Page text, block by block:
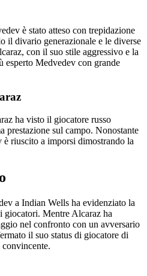
è stato atteso con trepidazione
il divario generazionale e le diverse
con il suo stile aggressivo e la
esperto Medvedev con grande
ha visto il giocatore russo
prestazione sul campo. Nonostante
riuscito a imporsi dimostrando la
a Indian Wells ha evidenziato la
giocatori. Mentre Alcaraz ha
nel confronto con un avversario
il suo status di giocatore di